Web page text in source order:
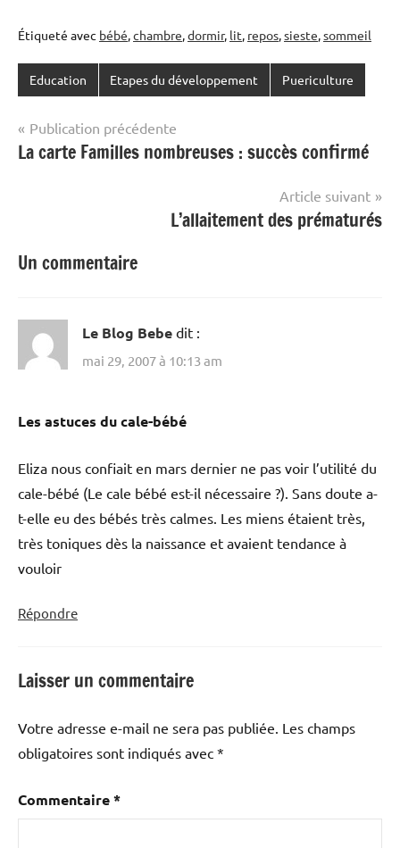
Étiqueté avec bébé,chambre,dormir, lit, repos,sieste,sommeil
Education Etapes du développement Puericulture
Navigation
de
Publication précédente
La carte Familles nombreuses : succès confirmé
Article suivant
L’allaitement des prématurés
Un commentaire
Le Blog Bebe dit :
mai 29, 2007 à 10:13 am
Les astuces du cale-bébé
Eliza nous confiait en mars dernier ne pas voir l’utilité du
cale-bébé (Le cale bébé est-il nécessaire ?). Sans doute a-
t-elle eu des bébés très calmes. Les miens étaient très,
très toniques dès la naissance et avaient tendance à
vouloir
Répondre
Laisser un commentaire
Votre adresse e-mail ne sera pas publiée. Les champs
obligatoires sont indiqués avec *
Commentaire*